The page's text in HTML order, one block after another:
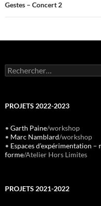
Gestes – Concert 2
Rechercher :
PROJETS 2022-2023
• Garth Paine/workshop
• Marc Namblard/workshop
• Espaces d’expérimentation –
forme/Atelier Hors Limites
PROJETS 2021-2022